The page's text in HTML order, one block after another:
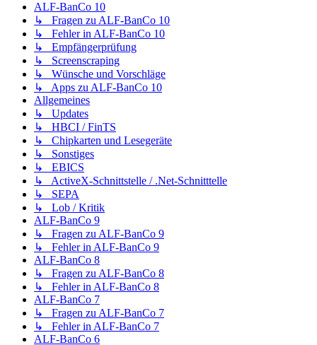
ALF-BanCo 10
↳ Fragen zu ALF-BanCo 10
↳ Fehler in ALF-BanCo 10
↳ Empfängerprüfung
↳ Screenscraping
↳ Wünsche und Vorschläge
↳ Apps zu ALF-BanCo 10
Allgemeines
↳ Updates
↳ HBCI / FinTS
↳ Chipkarten und Lesegeräte
↳ Sonstiges
↳ EBICS
↳ ActiveX-Schnittstelle / .Net-Schnitttelle
↳ SEPA
↳ Lob / Kritik
ALF-BanCo 9
↳ Fragen zu ALF-BanCo 9
↳ Fehler in ALF-BanCo 9
ALF-BanCo 8
↳ Fragen zu ALF-BanCo 8
↳ Fehler in ALF-BanCo 8
ALF-BanCo 7
↳ Fragen zu ALF-BanCo 7
↳ Fehler in ALF-BanCo 7
ALF-BanCo 6